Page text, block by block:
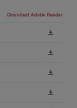
Download Adobe Reader